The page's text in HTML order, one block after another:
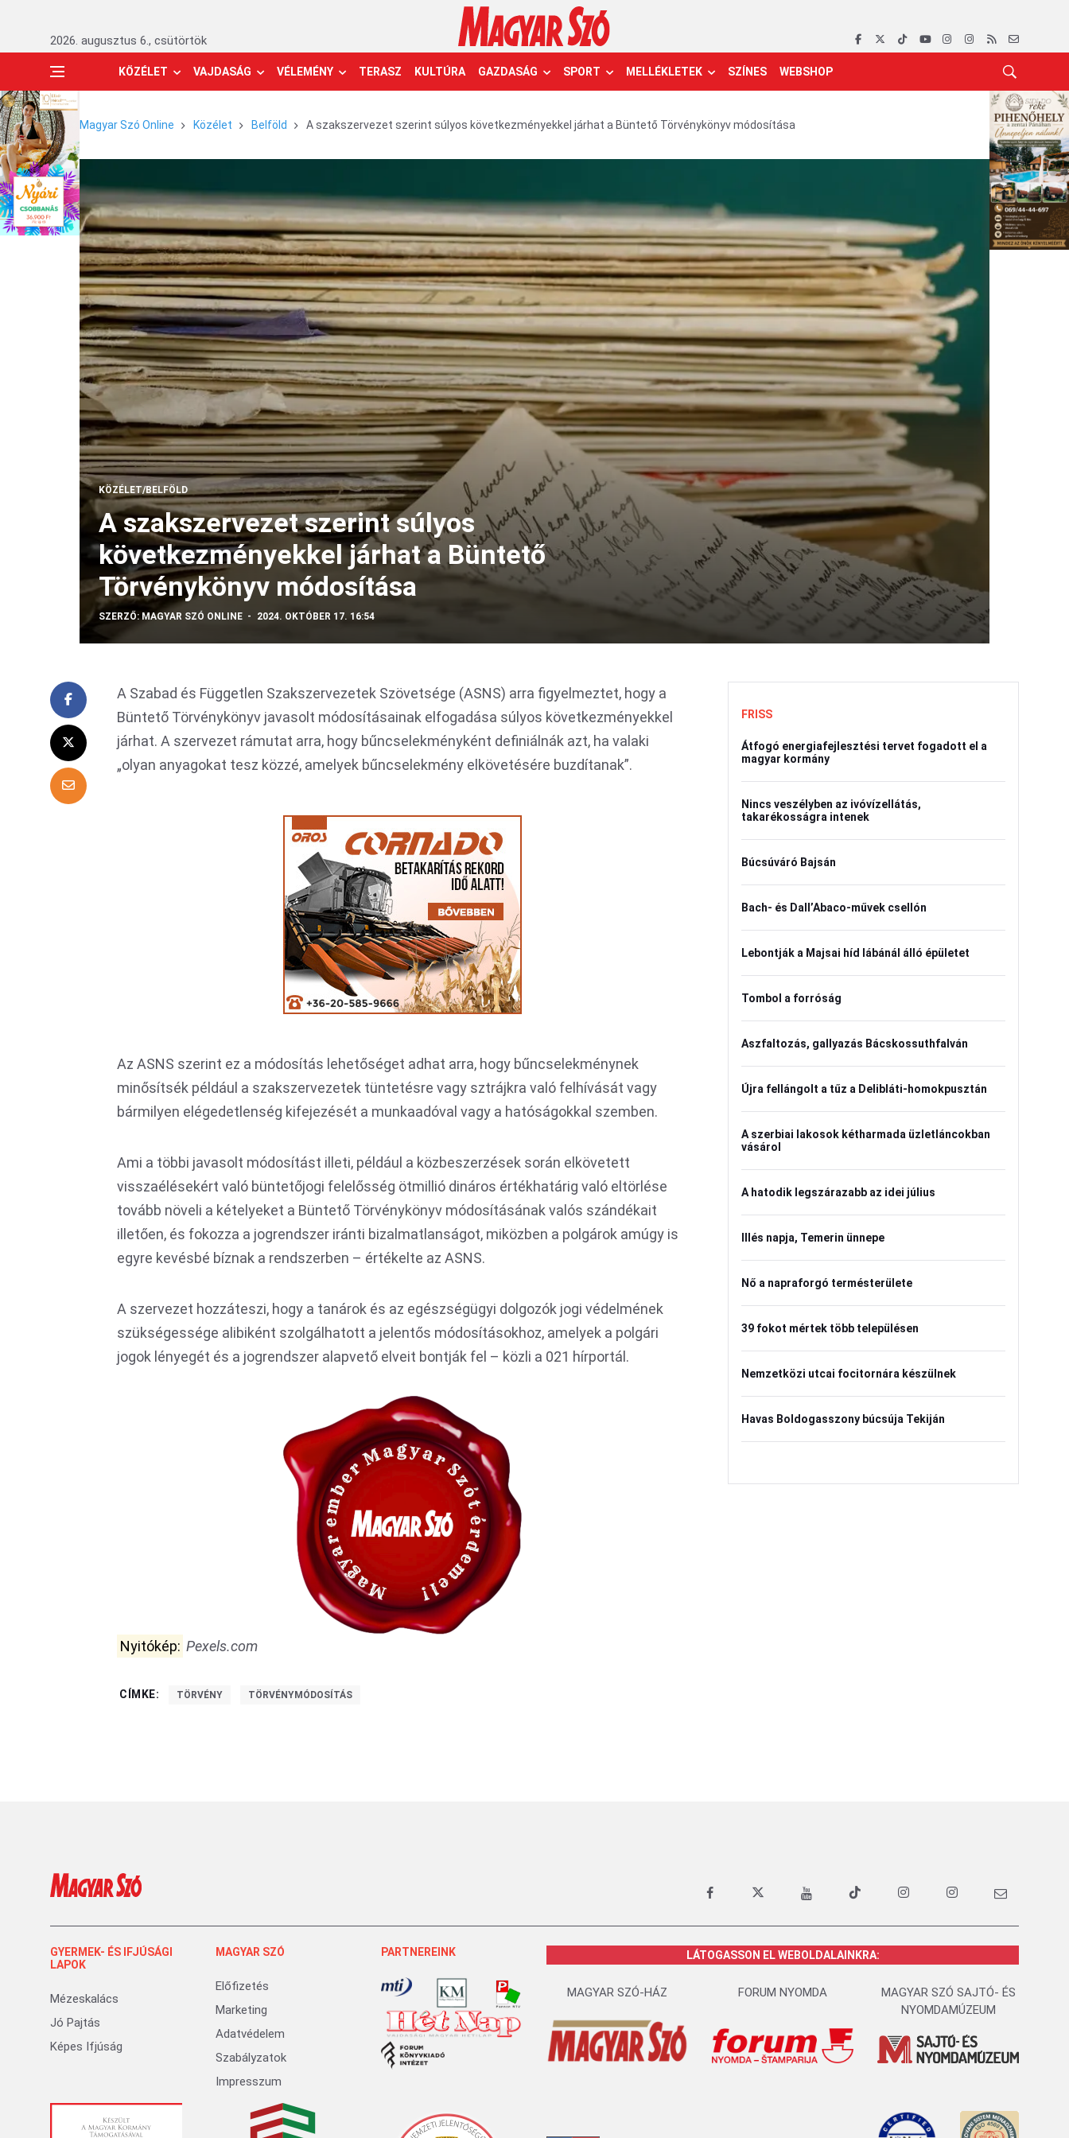
2026. augusztus 6., csütörtök
KÖZÉLET VAJDASÁG VÉLEMÉNY TERASZ KULTÚRA GAZDASÁG SPORT MELLÉKLETEK SZÍNES WEBSHOP
Magyar Szó Online Közélet Belföld A szakszervezet szerint súlyos következményekkel járhat a Büntető Törvénykönyv módosítása
KÖZÉLET/BELFÖLD
A szakszervezet szerint súlyos
következményekkel járhat a Büntető
Törvénykönyv módosítása
SZERZŐ: MAGYAR SZÓ ONLINE 2024. OKTÓBER 17. 16:54
A Szabad és Független Szakszervezetek Szövetsége (ASNS) arra figyelmeztet, hogy a
Büntető Törvénykönyv javasolt módosításainak elfogadása súlyos következményekkel
járhat. A szervezet rámutat arra, hogy bűncselekményként definiálnák azt, ha valaki
„olyan anyagokat tesz közzé, amelyek bűncselekmény elkövetésére buzdítanak”.
Az ASNS szerint ez a módosítás lehetőséget adhat arra, hogy bűncselekménynek
minősítsék például a szakszervezetek tüntetésre vagy sztrájkra való felhívását vagy
bármilyen elégedetlenség kifejezését a munkaadóval vagy a hatóságokkal szemben.
Ami a többi javasolt módosítást illeti, például a közbeszerzések során elkövetett
visszaélésekért való büntetőjogi felelősség ötmillió dináros értékhatárig való eltörlése
tovább növeli a kételyeket a Büntető Törvénykönyv módosításának valós szándékait
illetően, és fokozza a jogrendszer iránti bizalmatlanságot, miközben a polgárok amúgy is
egyre kevésbé bíznak a rendszerben – értékelte az ASNS.
A szervezet hozzáteszi, hogy a tanárok és az egészségügyi dolgozók jogi védelmének
szükségessége alibiként szolgálhatott a jelentős módosításokhoz, amelyek a polgári
jogok lényegét és a jogrendszer alapvető elveit bontják fel – közli a 021 hírportál.
Nyitókép: Pexels.com
CÍMKE: TÖRVÉNY TÖRVÉNYMÓDOSÍTÁS
FRISS
Átfogó energiafejlesztési tervet fogadott el a
magyar kormány
Nincs veszélyben az ivóvízellátás,
takarékosságra intenek
Búcsúváró Bajsán
Bach- és Dall’Abaco-művek csellón
Lebontják a Majsai híd lábánál álló épületet
Tombol a forróság
Aszfaltozás, gallyazás Bácskossuthfalván
Újra fellángolt a tűz a Delibláti-homokpusztán
A szerbiai lakosok kétharmada üzletláncokban
vásárol
A hatodik legszárazabb az idei július
Illés napja, Temerin ünnepe
Nő a napraforgó termésterülete
39 fokot mértek több településen
Nemzetközi utcai focitornára készülnek
Havas Boldogasszony búcsúja Tekiján
GYERMEK- ÉS IFJÚSÁGI
LAPOK
Mézeskalács
Jó Pajtás
Képes Ifjúság
MAGYAR SZÓ
Előfizetés
Marketing
Adatvédelem
Szabályzatok
Impresszum
PARTNEREINK LÁTOGASSON EL WEBOLDALAINKRA:
MAGYAR SZÓ-HÁZ FORUM NYOMDA
MAGYAR SZÓ SAJTÓ- ÉS
NYOMDAMÚZEUM